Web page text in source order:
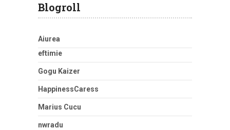
Blogroll
Aiurea
eftimie
Gogu Kaizer
HappinessCaress
Marius Cucu
nwradu